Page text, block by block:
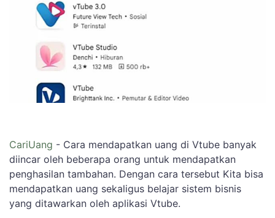
CariUang - Cara mendapatkan uang di Vtube banyak
diincar oleh beberapa orang untuk mendapatkan
penghasilan tambahan. Dengan cara tersebut Kita bisa
mendapatkan uang sekaligus belajar sistem bisnis
yang ditawarkan oleh aplikasi Vtube.